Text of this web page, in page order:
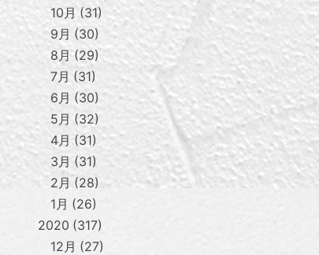
10月
31
9月
30
8月
29
7月
31
6月
30
5月
32
4月
31
3月
31
2月
28
1月
26
2020 317
12月
27